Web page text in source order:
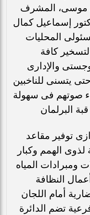
موسى، المشرف
إسماعيل كمال
المحليات
كافة
والإدارى
حتى يتسنى للناخبين
صوتهم فى سهولة
البرلمان
توفير مقاعد
لذوى الهمم وكبار
ومبرادات المياه
النظافة
أمام اللجان
تضم١٥٢ لجنة فرعية تضم الدائرة